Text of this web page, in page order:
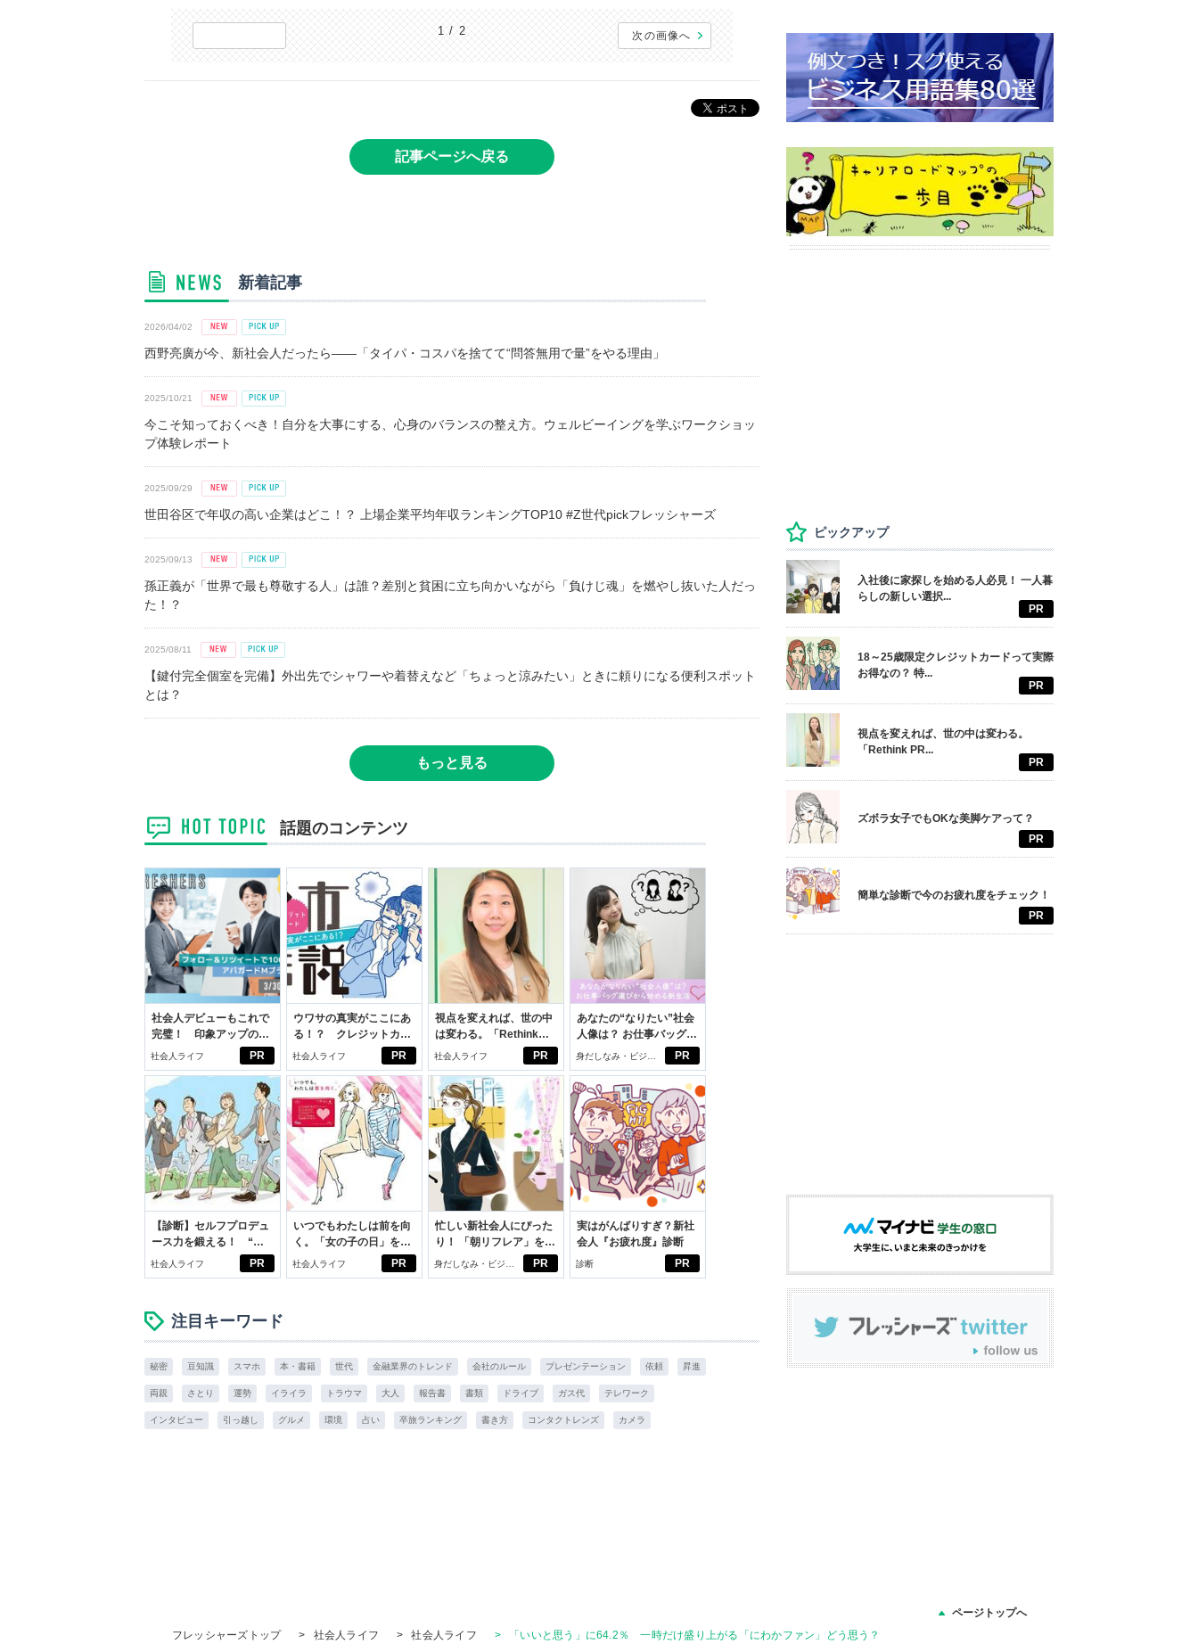
1 / 2 次の画像へ
記事ページへ戻る
新着記事
2026/04/02
西野亮廣が今、新社会人だったら――「タイパ・コスパを捨てて“問答無用で量”をやる理由」
2025/10/21
今こそ知っておくべき！自分を大事にする、心身のバランスの整え方。ウェルビーイングを学ぶワークショッ
プ体験レポート
2025/09/29
世田谷区で年収の高い企業はどこ！？ 上場企業平均年収ランキングTOP10 #Z世代pickフレッシャーズ
2025/09/13
孫正義が「世界で最も尊敬する人」は誰？差別と貧困に立ち向かいながら「負けじ魂」を燃やし抜いた人だっ
た！？
2025/08/11
【鍵付完全個室を完備】外出先でシャワーや着替えなど「ちょっと涼みたい」ときに頼りになる便利スポット
とは？
もっと見る
話題のコンテンツ
PR
社会人デビューもこれで
完璧！ 印象アップのセ
ルフプロデュース術
社会人ライフ PR
ウワサの真実がここにあ
る！？ クレジットカー
ドの都市伝説
社会人ライフ PR
視点を変えれば、世の中
は変わる。「Rethink
PROJECT」がつたえた
社会人ライフ PR
あなたの“なりたい”社会
人像は？ お仕事バッグ選
びから始める新生活
身だしなみ・ビジネ
スアイテム
PR
【診断】セルフプロデュ
ース力を鍛える！ “ジ
ブン観”診断
社会人ライフ PR
いつでもわたしは前を向
く。「女の子の日」を前
向きに♪社会人エリ・大
社会人ライフ PR
忙しい新社会人にぴった
り！ 「朝リフレア」をは
じめよう。しっかりニオ
イケアして24時間快適。
身だしなみ・ビジネ
スアイテム
PR
実はがんばりすぎ？新社
会人『お疲れ度』診断
診断
注目キーワード
秘密 豆知識 スマホ 本・書籍 世代 金融業界のトレンド 会社のルール プレゼンテーション 依頼 昇進
両親 さとり 運勢 イライラ トラウマ 大人 報告書 書類 ドライブ ガス代 テレワーク
インタビュー 引っ越し グルメ 環境 占い 卒旅ランキング 書き方 コンタクトレンズ カメラ
ピックアップ
入社後に家探しを始める人必見！ 一人暮
らしの新しい選択...
PR
18～25歳限定クレジットカードって実際
お得なの？ 特...
PR
視点を変えれば、世の中は変わる。
「Rethink PR...
PR
ズボラ女子でもOKな美脚ケアって？
PR
簡単な診断で今のお疲れ度をチェック！
PR
ページトップへ
フレッシャーズトップ
> 社会人ライフ > 社会人ライフ > 「いいと思う」に64.2％ 一時だけ盛り上がる「にわかファン」どう思う？